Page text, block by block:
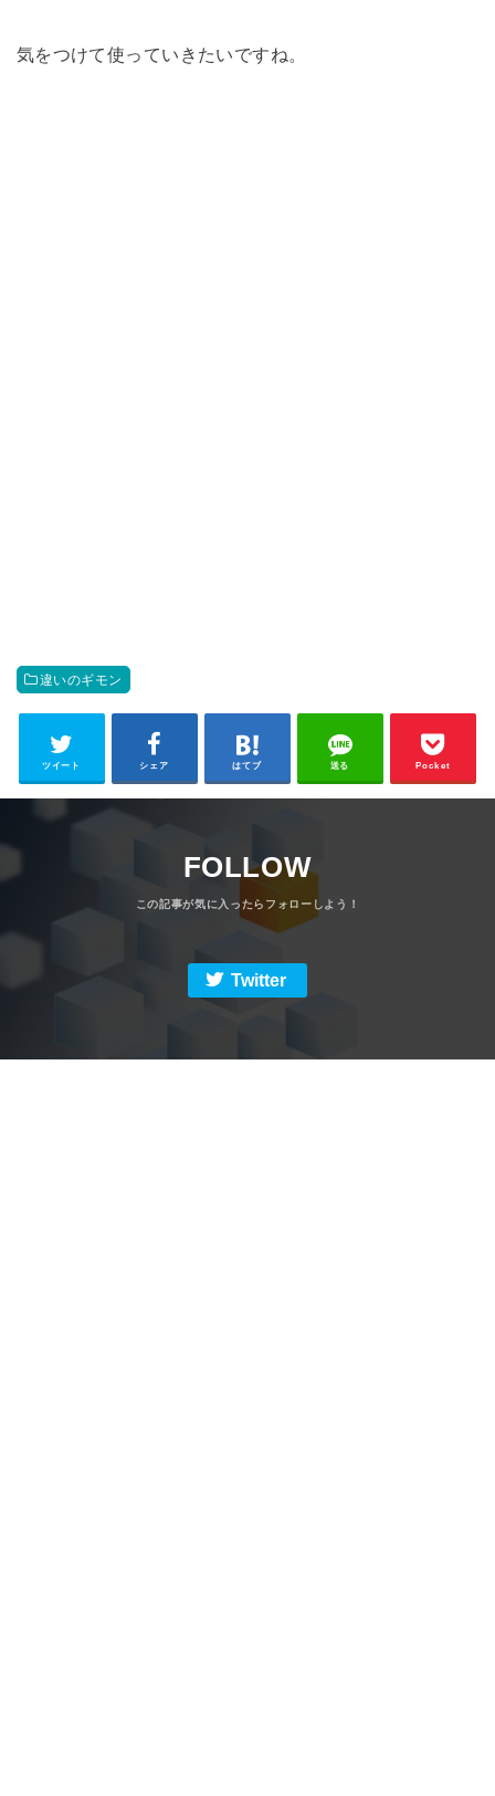
気をつけて使っていきたいですね。
違いのギモン
ツイート シェア はてブ 送る Pocket
FOLLOW
Twitter